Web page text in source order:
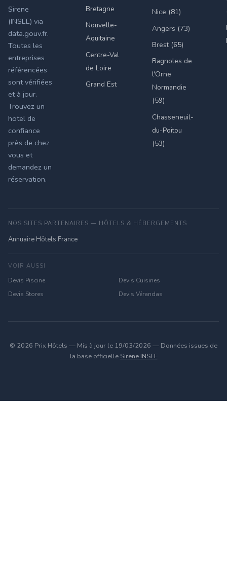
Sirene
(INSEE) via
data.gouv.fr.
Toutes les
entreprises
référencées
sont vérifiées
et à jour.
Trouvez un
hotel de
confiance
près de chez
vous et
demandez un
réservation.
Bretagne
Nouvelle-
Aquitaine
Centre-Val
de Loire
Grand Est
Nice (81)
Angers (73)
Brest (65)
Bagnoles de
l'Orne
Normandie
(59)
Chasseneuil-
du-Poitou
(53)
NOS SITES PARTENAIRES — HÔTELS & HÉBERGEMENTS
Annuaire Hôtels France
VOIR AUSSI
Devis Piscine
Devis Cuisines
Devis Stores
Devis Vérandas
© 2026 Prix Hôtels — Mis à jour le 19/03/2026 — Données issues de
la base officielle Sirene INSEE